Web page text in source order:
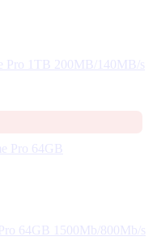
Pro 1TB 200MB/140MB/s
64GB 1500Mb/800Mb/s